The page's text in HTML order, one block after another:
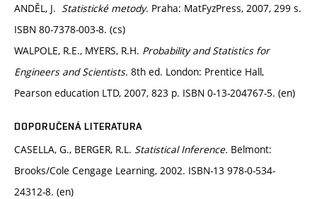
ANDĚL, J. Statistické metody. Praha: MatFyzPress, 2007, 299 s.
ISBN 80-7378-003-8. (cs)
WALPOLE, R.E., MYERS, R.H. Probability and Statistics for
Engineers and Scientists. 8th ed. London: Prentice Hall,
Pearson education LTD, 2007, 823 p. ISBN 0-13-204767-5. (en)
DOPORUČENÁ LITERATURA
CASELLA, G., BERGER, R.L. Statistical Inference. Belmont:
Brooks/Cole Cengage Learning, 2002. ISBN-13 978-0-534-
24312-8. (en)